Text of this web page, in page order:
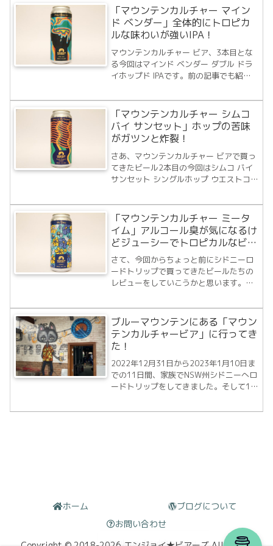
す。では、早速飲んでみることにしまし
ょう。ビール詳細MOUNTAIN C...
「マウンテンカルチャー マイン
ド ベンダー」全体的にトロピカ
ルな味わいが強いIPA！
マウンテンカルチャー ビア、3本目とな
る今回はマインド ベンダー ダブル ドラ
イホップド IPAです。前の記事でも紹介
ーに行ってきた詳しいレポートは以下の
記事よりご覧いただけます。1本目
NEIPA、2本目シングルホップかつウェ
ス...
「マウンテンカルチャー シムコ
バイ サンセット」ホップの苦味
がガツンと炸裂！
さあ、マウンテンカルチャー ビアで買っ
てきたビール2本目の今回はシムコ バイ
サンセット シングルホップ ウエストコー
のブリュワリー記事は以下のリンクより
ご覧になれます、ぜひご一読ください。1
本目のミータイムも美味しいビール...
「マウンテンカルチャー ミータ
イム」アルコール臭が気になるけ
どジューシーでトロピカルなビー
ル！
さて、今回からちょっと前にシドニーロ
ードトリップで買ってきたビールたちの
レビューをしていこうかと思います。
たが、まずはマウンテンカルチャー ビア
で買ってきたビールを順番に飲んでいき
ます。1本目の今回はミー タイム ニュー
イングラ...
ブルーマウンテンにある「マウン
テンカルチャービア」に行ってき
た！
2022年12月31日から2023年1月10日ま
での11日間、家族でNSW州シドニーへロ
ードトリップをしてきました。そして1月
Katoomba（カトゥーンバ）という街に
ホーム
ブログについて
お問い合わせ